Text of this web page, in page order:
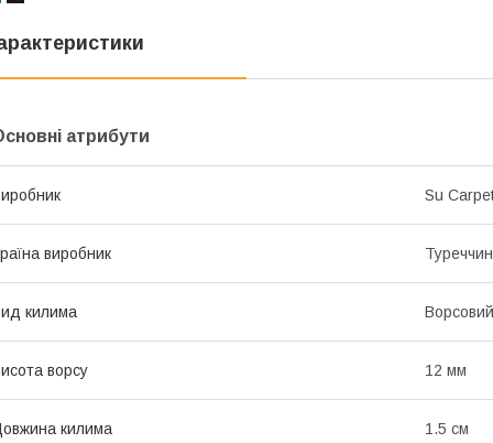
атрибути
Su
виробник
килима Ворсовий
ворсу 12 мм
килима 1.5 см